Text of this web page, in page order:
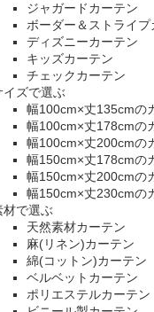
ジャガードカーテン
ボーダー＆ストライプ
ディズニーカーテン
キッズカーテン
チェックカーテン
イズで選ぶ
幅100cm×丈135cmの
幅100cm×丈178cmの
幅100cm×丈200cmの
幅150cm×丈178cmの
幅150cm×丈200cmの
幅150cm×丈230cmの
材で選ぶ
天然素材カーテン
麻(リネン)カーテン
綿(コットン)カーテン
ベルベットカーテン
ポリエステルカーテン